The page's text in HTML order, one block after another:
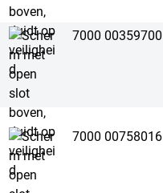
7000 00359700
7000 00758016